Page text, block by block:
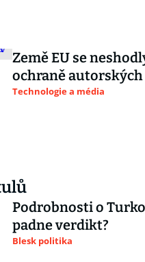
Země EU se
ochraně
Technologie a média
Podrobnosti o
padne verdikt?
Blesk politika